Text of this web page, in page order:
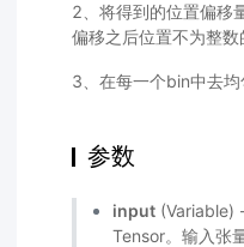
2、将得到的位置偏移
偏移之后位置不为整
3、在每一个bin中去
参数
input (Variable)
Tensor。输入张